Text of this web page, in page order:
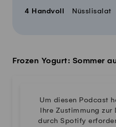
4 Handvoll Nüsslisalat
Frozen Yogurt: Sommer
Um diesen Podcast
Ihre Zustimmung zur
durch Spotify